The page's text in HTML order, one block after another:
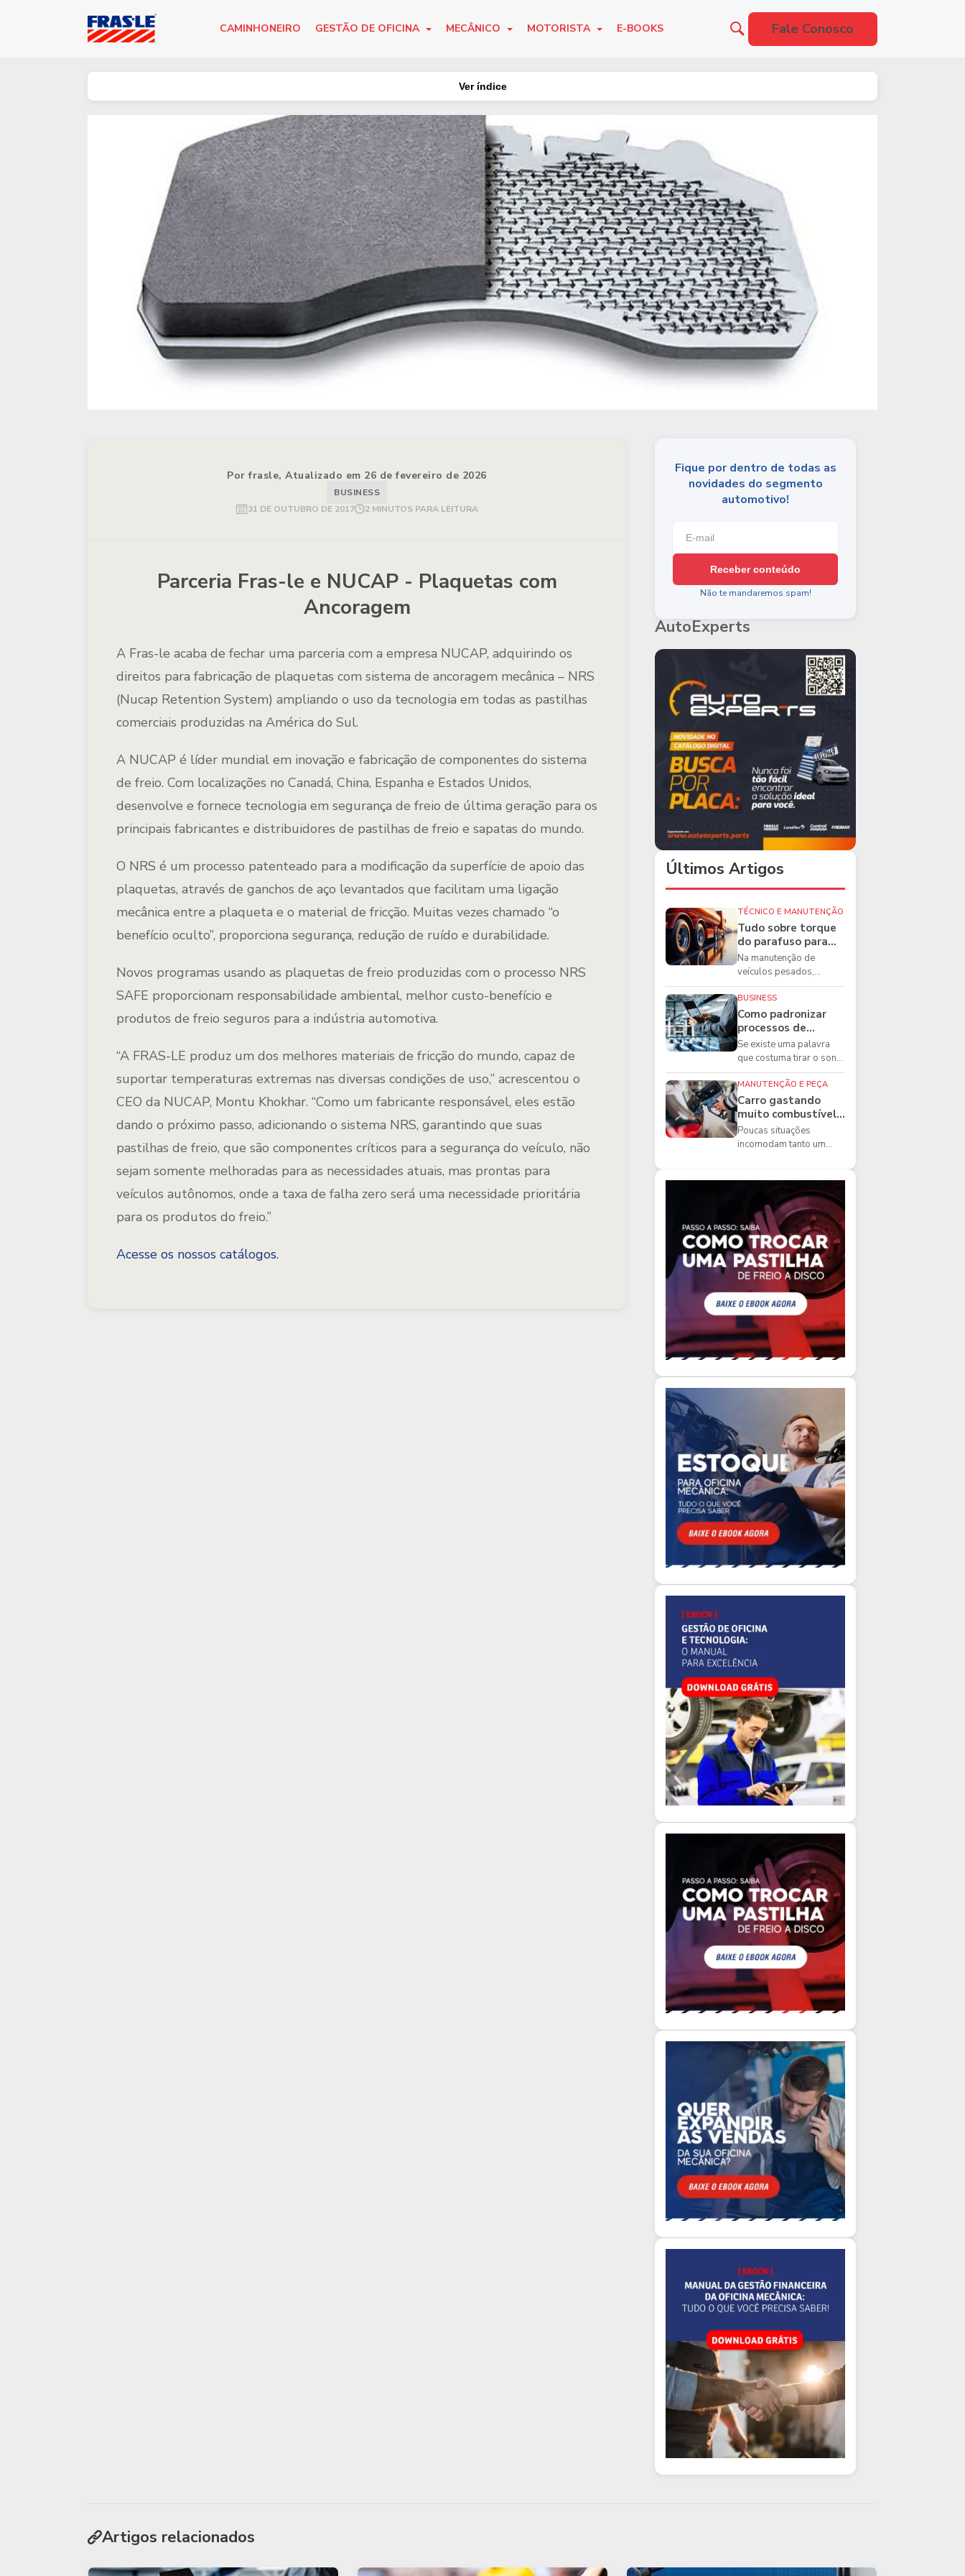
CAMINHONEIRO GESTÃO DE OFICINA MECÂNICO MOTORISTA E-BOOKS Fale Conosco
Ver índice
Por frasle, Atualizado em 26 de fevereiro de 2026
BUSINESS
31 DE OUTUBRO DE 2017
2 MINUTOS PARA LEITURA
Parceria Fras-le e NUCAP - Plaquetas com
Ancoragem
A Fras-le acaba de fechar uma parceria com a empresa NUCAP, adquirindo os
direitos para fabricação de plaquetas com sistema de ancoragem mecânica – NRS
(Nucap Retention System) ampliando o uso da tecnologia em todas as pastilhas
comerciais produzidas na América do Sul.
A NUCAP é líder mundial em inovação e fabricação de componentes do sistema
de freio. Com localizações no Canadá, China, Espanha e Estados Unidos,
desenvolve e fornece tecnologia em segurança de freio de última geração para os
principais fabricantes e distribuidores de pastilhas de freio e sapatas do mundo.
O NRS é um processo patenteado para a modificação da superfície de apoio das
plaquetas, através de ganchos de aço levantados que facilitam uma ligação
mecânica entre a plaqueta e o material de fricção. Muitas vezes chamado “o
benefício oculto”, proporciona segurança, redução de ruído e durabilidade.
Novos programas usando as plaquetas de freio produzidas com o processo NRS
SAFE proporcionam responsabilidade ambiental, melhor custo-benefício e
produtos de freio seguros para a indústria automotiva.
“A FRAS-LE produz um dos melhores materiais de fricção do mundo, capaz de
suportar temperaturas extremas nas diversas condições de uso,” acrescentou o
CEO da NUCAP, Montu Khokhar. “Como um fabricante responsável, eles estão
dando o próximo passo, adicionando o sistema NRS, garantindo que suas
pastilhas de freio, que são componentes críticos para a segurança do veículo, não
sejam somente melhoradas para as necessidades atuais, mas prontas para
veículos autônomos, onde a taxa de falha zero será uma necessidade prioritária
para os produtos do freio.”
Acesse os nossos catálogos.
Fique por dentro de todas as
novidades do segmento
automotivo!
Receber conteúdo
Não te mandaremos spam!
AutoExperts
Últimos Artigos
TÉCNICO E MANUTENÇÃO
Tudo sobre torque
do parafuso para
caminhões e as
boas práticas que
todo mecânico
precisa conhecer
Na manutenção de
veículos pesados,
existem ferramentas que
fazem diferença direta na
segurança e na ...
BUSINESS
Como padronizar
processos de
manutenção de
frota na oficina
Se existe uma palavra
que costuma tirar o sono
dos gestores de
manutenção, ela é a
imprevisibilidade...
MANUTENÇÃO E PEÇA
Carro gastando
muito combustível:
5 motivos que
podem aumentar o
Poucas situações
incomodam tanto um
acabando mais r...
Artigos relacionados